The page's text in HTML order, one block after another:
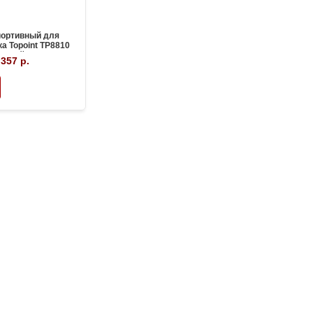
для
Topoint TP8810
р.